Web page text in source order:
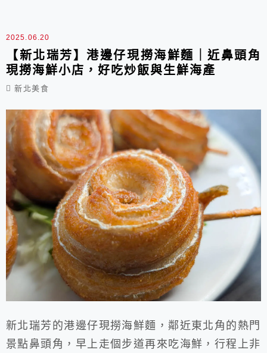
只要銅板價就能吃到洲際飯店都要合作的美味仙草
凍，店旁有足夠多的停車空間，完全不必擔心找不
到...
2025.06.20
【新北瑞芳】港邊仔現撈海鮮麵｜近鼻頭角
現撈海鮮小店，好吃炒飯與生鮮海產
新北美食
新北瑞芳的港邊仔現撈海鮮麵，鄰近東北角的熱門
景點鼻頭角，早上走個步道再來吃海鮮，行程上非